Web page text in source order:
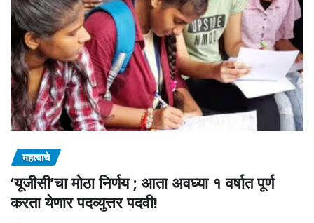
महत्वाचे
‘यूजीसी’चा मोठा निर्णय ; आता अवघ्या १ वर्षात पूर्ण
करता येणार पदव्युत्तर पदवी!